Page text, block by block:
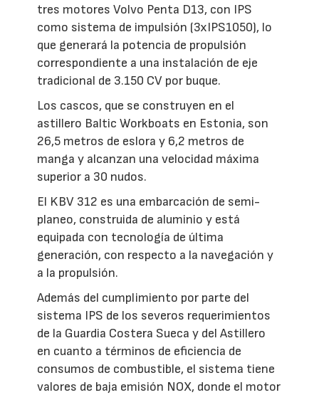
tres motores Volvo Penta D13, con IPS
como sistema de impulsión (3xIPS1050), lo
que generará la potencia de propulsión
correspondiente a una instalación de eje
tradicional de 3.150 CV por buque.
Los cascos, que se construyen en el
astillero Baltic Workboats en Estonia, son
26,5 metros de eslora y 6,2 metros de
manga y alcanzan una velocidad máxima
superior a 30 nudos.
El KBV 312 es una embarcación de semi-
planeo, construida de aluminio y está
equipada con tecnología de última
generación, con respecto a la navegación y
a la propulsión.
Además del cumplimiento por parte del
sistema IPS de los severos requerimientos
de la Guardia Costera Sueca y del Astillero
en cuanto a términos de eficiencia de
consumos de combustible, el sistema tiene
valores de baja emisión NOX, donde el motor